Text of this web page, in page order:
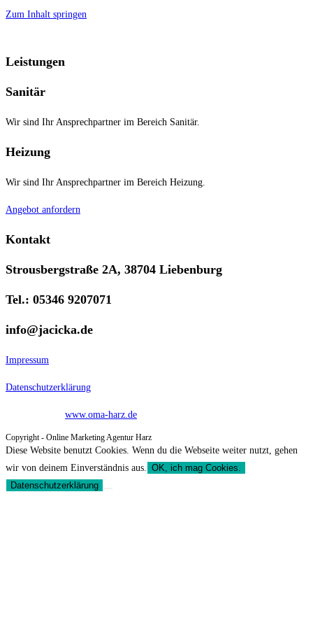
Zum Inhalt springen
Leistungen
Sanitär
Wir sind Ihr Ansprechpartner im Bereich Sanitär.
Heizung
Wir sind Ihr Ansprechpartner im Bereich Heizung.
Angebot anfordern
Kontakt
Strousbergstraße 2A, 38704 Liebenburg
Tel.: 05346 9207071
info@jacicka.de
Impressum
Datenschutzerklärung
www.oma-harz.de
Copyright - Online Marketing Agentur Harz
Diese Website benutzt Cookies. Wenn du die Webseite weiter nutzt, gehen
wir von deinem Einverständnis aus. OK, ich mag Cookies.
Datenschutzerklärung